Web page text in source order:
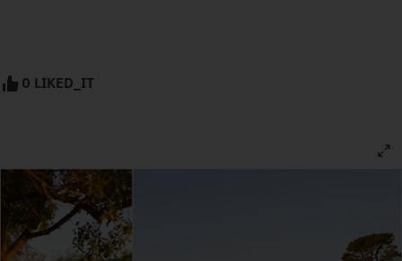
0 LIKED_IT